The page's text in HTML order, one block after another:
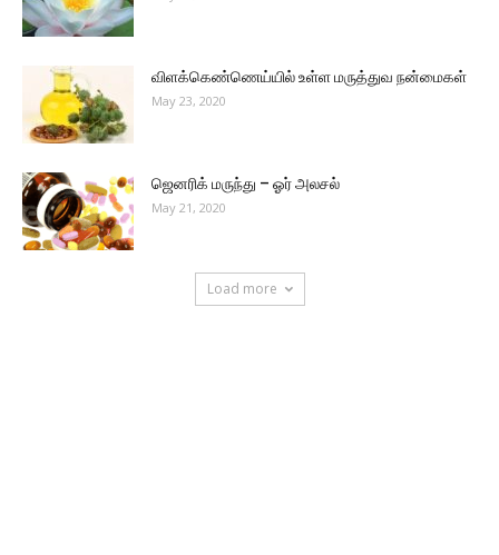
விளக்கெண்ணெய்யில் உள்ள மருத்துவ நன்மைகள்
May 23, 2020
ஜெனரிக் மருந்து – ஓர் அலசல்
May 21, 2020
Load more